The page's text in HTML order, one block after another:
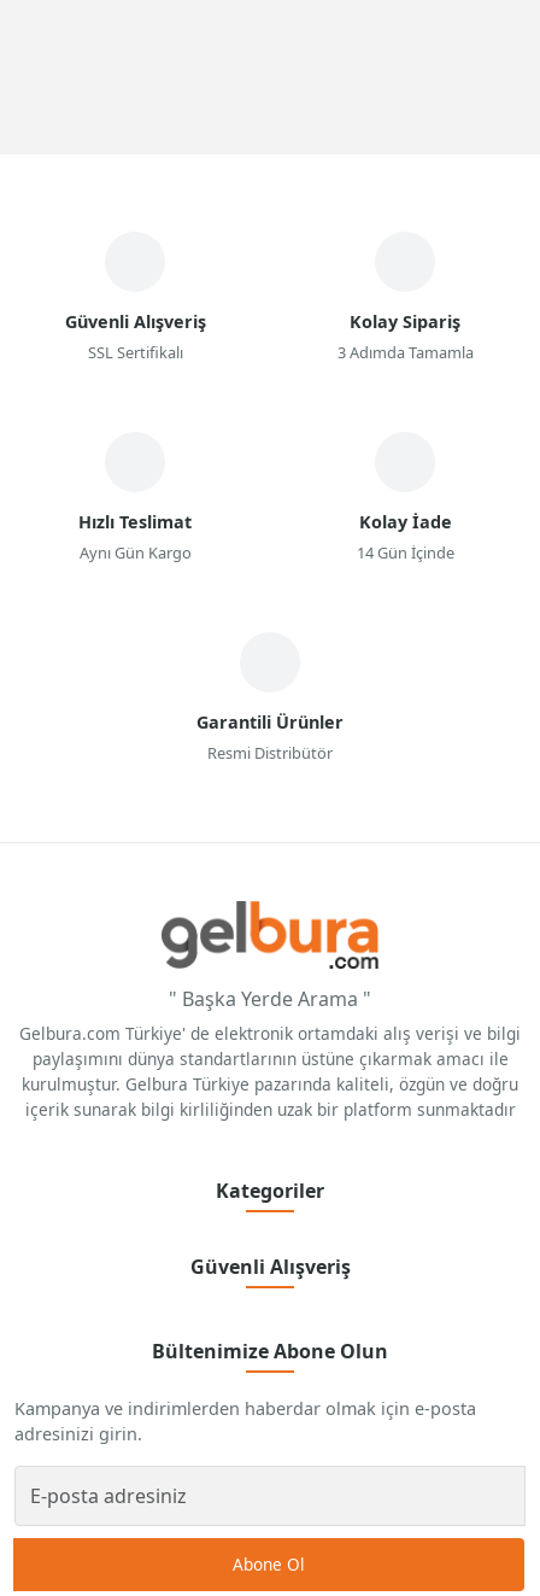
Güvenli Alışveriş
SSL Sertifikalı
Kolay Sipariş
3 Adımda Tamamla
Hızlı Teslimat
Aynı Gün Kargo
Kolay İade
14 Gün İçinde
Garantili Ürünler
Resmi Distribütör
" Başka Yerde Arama "
Gelbura.com Türkiye' de elektronik ortamdaki alış verişi ve bilgi
paylaşımını dünya standartlarının üstüne çıkarmak amacı ile
kurulmuştur. Gelbura Türkiye pazarında kaliteli, özgün ve doğru
içerik sunarak bilgi kirliliğinden uzak bir platform sunmaktadır
Kategoriler
Güvenli Alışveriş
Bültenimize Abone Olun
Kampanya ve indirimlerden haberdar olmak için e-posta
adresinizi girin.
Abone Ol